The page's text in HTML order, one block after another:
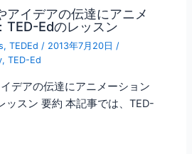
アイデアの伝達にアニメ
TED-Edのレッスン
,TEDEd / 2013年7月20日/
,TED-Ed
デアの伝達にアニメーション
ッスン 要約 本記事では、TED-